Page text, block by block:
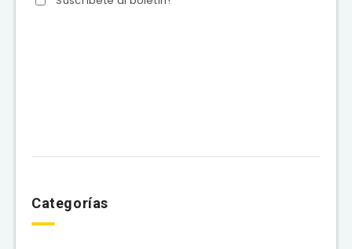
Categorías